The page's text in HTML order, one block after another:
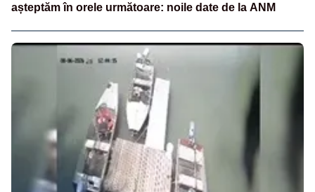
așteptăm în orele următoare: noile date de la ANM